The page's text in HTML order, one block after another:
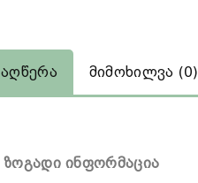
Აღწერა Მიმოხილვა (0)
ზოგადი ინფორმაცია